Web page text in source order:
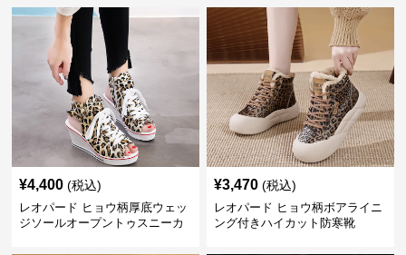
¥4,400 (税込)
レオパード ヒョウ柄厚底ウェッ
ジソールオープントゥスニーカ
¥3,470 (税込)
レオパード ヒョウ柄ボアライニ
ング付きハイカット防寒靴